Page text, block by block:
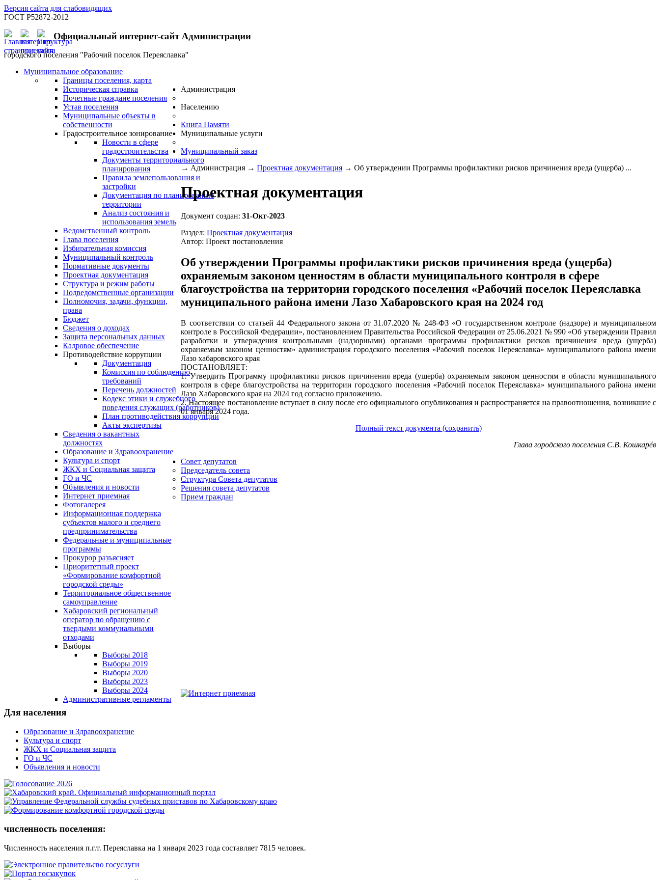
Версия сайта для слабовидящих
ГОСТ Р52872-2012
Официальный интернет-сайт Администрации
городского поселения "Рабочий поселок Переяславка"
Муниципальное образование
Границы поселения, карта
Историческая справка
Почетные граждане поселения
Устав поселения
Муниципальные объекты в
собственности
Градостроительное зонирование
Новости в сфере
градостроительства
Документы территориального
планирования
Правила землепользования и
застройки
Документация по планированию
территории
Анализ состояния и
использования земель
Ведомственный контроль
Глава поселения
Избирательная комиссия
Муниципальный контроль
Администрация
Нормативные документы
Проектная документация
Структура и режим работы
Подведомственные организации
Полномочия, задачи, функции,
права
Бюджет
Сведения о доходах
Защита персональных данных
Кадровое обеспечение
Противодействие коррупции
Документация
Комиссия по соблюдению
требований
Перечень должностей
Кодекс этики и служебного
поведения служащих (работников)
План противодействия коррупции
Акты экспертизы
Сведения о вакантных
должностях
Населению
Образование и Здравоохранение
Культура и спорт
ЖКХ и Социальная защита
ГО и ЧС
Объявления и новости
Интернет приемная
Фотогалерея
Информационная поддержка
субъектов малого и среднего
предпринимательства
Федеральные и муниципальные
программы
Прокурор разъясняет
Приоритетный проект
«Формирование комфортной
городской среды»
Территориальное общественное
самоуправление
Хабаровский региональный
оператор по обращению с
твердыми коммунальными
отходами
Выборы
Выборы 2018
Выборы 2019
Выборы 2020
Выборы 2023
Выборы 2024
Книга Памяти
Муниципальные услуги
Административные регламенты
Муниципальный заказ
→ Администрация → Проектная документация → Об утверждении Программы профилактики рисков причинения вреда (ущерба) ...
Проектная документация
Документ создан: 31-Окт-2023
Раздел: Проектная документация
Автор: Проект постановления
Об утверждении Программы профилактики рисков причинения вреда (ущерба)
охраняемым законом ценностям в области муниципального контроля в сфере
благоустройства на территории городского поселения «Рабочий поселок Переяславка
муниципального района имени Лазо Хабаровского края на 2024 год
В соответствии со статьей 44 Федерального закона от 31.07.2020 № 248-ФЗ «О государственном контроле (надзоре) и муниципальном
контроле в Российской Федерации», постановлением Правительства Российской Федерации от 25.06.2021 № 990 «Об утверждении Правил
разработки и утверждения контрольными (надзорными) органами программы профилактики рисков причинения вреда (ущерба)
охраняемым законом ценностям» администрация городского поселения «Рабочий поселок Переяславка» муниципального района имени
Лазо хабаровского края
ПОСТАНОВЛЯЕТ:
1. Утвердить Программу профилактики рисков причинения вреда (ущерба) охраняемым законом ценностям в области муниципального
контроля в сфере благоустройства на территории городского поселения «Рабочий поселок Переяславка» муниципального района имени
Лазо Хабаровского края на 2024 год согласно приложению.
2. Настоящее постановление вступает в силу после его официального опубликования и распространяется на правоотношения, возникшие с
01 января 2024 года.
Полный текст документа (сохранить)
Глава городского поселения С.В. Кошкарёв
Совет депутатов
Председатель совета
Структура Совета депутатов
Решения совета депутатов
Прием граждан
Для населения
Образование и Здравоохранение
Культура и спорт
ЖКХ и Социальная защита
ГО и ЧС
Объявления и новости
численность поселения:
Численность населения п.г.т. Переяславка на 1 января 2023 года составляет 7815 человек.